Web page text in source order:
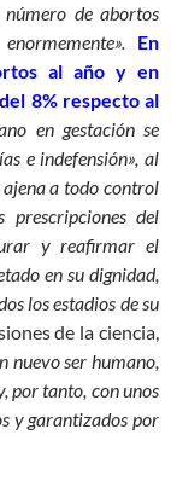
de abortos
En
al año y en
8% respecto al
en gestación se
e indefensión», al
a todo control
del
y reafirmar el
en su dignidad,
los estadios de su
de la ciencia,
nuevo ser humano,
por tanto, con unos
y garantizados por